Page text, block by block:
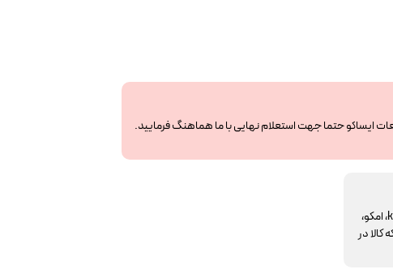
ایساکو حتما جهت استعلام نهایی با ما هماهنگ فرمایید.
درخواست مرجوع کردن کالا در گروه اجناس اورجینال (ایساکو، کروز، kik، امکو،
در